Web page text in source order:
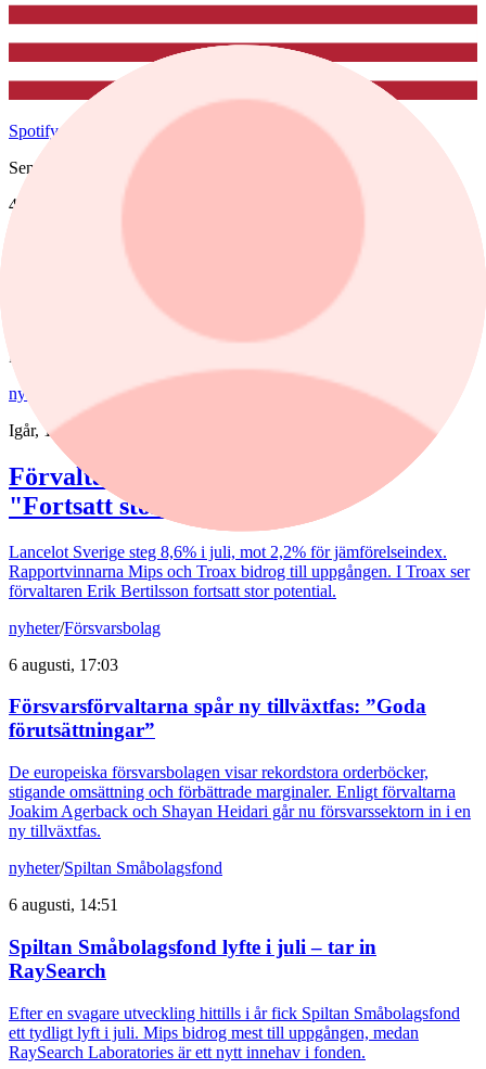
Spotify
Senast
488,14
Fonder
nyheter
/Aktiefonder
Igår, 15:58
Förvaltaren efter Troax rusning:
"Fortsatt stor potential"
Lancelot Sverige steg 8,6% i juli, mot 2,2% för jämförelseindex.
Rapportvinnarna Mips och Troax bidrog till uppgången. I Troax ser
förvaltaren Erik Bertilsson fortsatt stor potential.
nyheter/Försvarsbolag
6 augusti, 17:03
Försvarsförvaltarna spår ny tillväxtfas: ”Goda
förutsättningar”
De europeiska försvarsbolagen visar rekordstora orderböcker,
stigande omsättning och förbättrade marginaler. Enligt förvaltarna
Joakim Agerback och Shayan Heidari går nu försvarssektorn in i en
ny tillväxtfas.
nyheter/Spiltan Småbolagsfond
6 augusti, 14:51
Spiltan Småbolagsfond lyfte i juli – tar in
RaySearch
Efter en svagare utveckling hittills i år fick Spiltan Småbolagsfond
ett tydligt lyft i juli. Mips bidrog mest till uppgången, medan
RaySearch Laboratories är ett nytt innehav i fonden.